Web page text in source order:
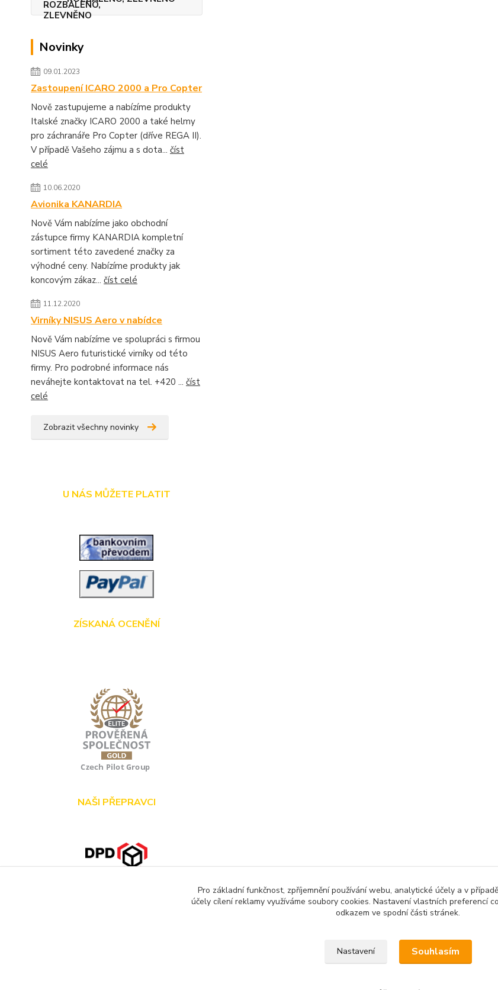
Novinky
09.01.2023
Zastoupení ICARO 2000 a Pro Copter
Nově zastupujeme a nabízíme produkty
Italské značky ICARO 2000 a také helmy
pro záchranáře Pro Copter (dříve REGA II).
V případě Vašeho zájmu a s dota... číst
celé
10.06.2020
Avionika KANARDIA
Nově Vám nabízíme jako obchodní
zástupce firmy KANARDIA kompletní
sortiment této zavedené značky za
výhodné ceny. Nabízíme produkty jak
koncovým zákaz... číst celé
11.12.2020
Virníky NISUS Aero v nabídce
Nově Vám nabízíme ve spolupráci s firmou
NISUS Aero futuristické virníky od této
firmy. Pro podrobné informace nás
neváhejte kontaktovat na tel. +420 ... číst
celé
Zobrazit všechny novinky
U NÁS MŮŽETE PLATIT
ZÍSKANÁ OCENĚNÍ
NAŠI PŘEPRAVCI
Pro základní funkčnost, zpříjemnění používání webu, analytické účely a v
účely cílení reklamy využíváme soubory cookies. Nastavení vlastních preferencí
odkazem ve spodní části stránek.
Nastavení Souhlasím